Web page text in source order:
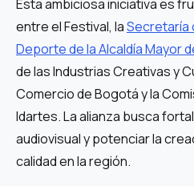
Esta ambiciosa iniciativa es
entre el Festival, laSecretaría
Deporte de la Alcaldía Mayor
de las Industrias Creativas y
Comercio de Bogotá y la
Idartes. La alianza busca
audiovisual y potenciar la
calidad en la región.